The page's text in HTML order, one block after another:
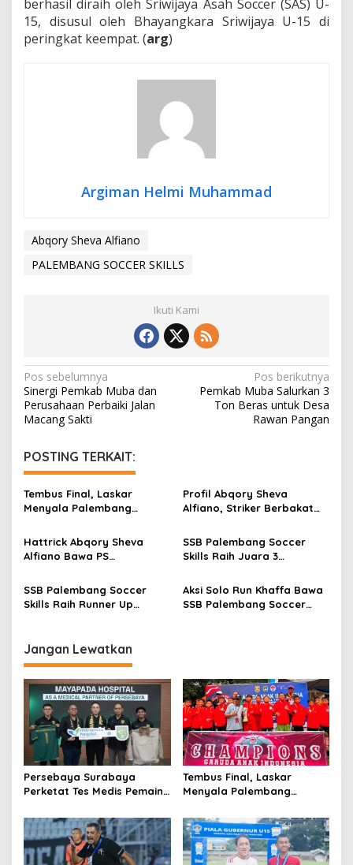
berhasil diraih oleh Sriwijaya Asah Soccer (SAS) U-
15, disusul oleh Bhayangkara Sriwijaya U-15 di
peringkat keempat. (arg)
Argiman Helmi Muhammad
Abqory Sheva Alfiano
PALEMBANG SOCCER SKILLS
Ikuti Kami
N
a
v
i
g
a
s
i
p
s
Pos sebelumnya
Sinergi Pemkab Muba dan
Perusahaan Perbaiki Jalan
Macang Sakti
Pos berikutnya
Pemkab Muba Salurkan 3
Ton Beras untuk Desa
Rawan Pangan
POSTING TERKAIT:
Tembus Final, Laskar
Menyala Palembang
Lampung
Profil Abqory Sheva
Alfiano, Striker Berbakat
Banjir Gelar Top Skor
Hattrick Abqory Sheva
Alfiano Bawa PS
Semifinal Piala Gubernur
Sumsel 2026
SSB Palembang Soccer
Skills Raih Juara 3
Bekang
SSB Palembang Soccer
Skills Raih Runner Up
Aksi Solo Run Khaffa Bawa
SSB Palembang Soccer
Jangan Lewatkan
Persebaya Surabaya
Perketat Tes Medis Pemain
Tembus Final, Laskar
Menyala Palembang
Lampung